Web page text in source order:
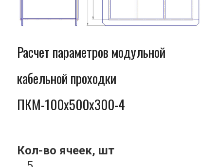
Расчет параметров модульной
кабельной проходки
ПКМ-100x500x300-4
Кол-во ячеек, шт